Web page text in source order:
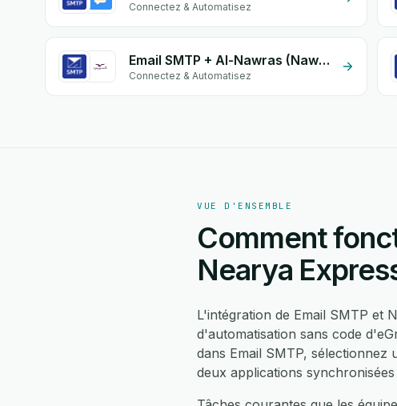
Connectez & Automatisez
Email SMTP + Al-Nawras (Nawris)
Connectez & Automatisez
VUE D'ENSEMBLE
Comment
Nearya
L'intégration de Email SMTP et
d'automatisation sans code
dans Email SMTP,
deux applications